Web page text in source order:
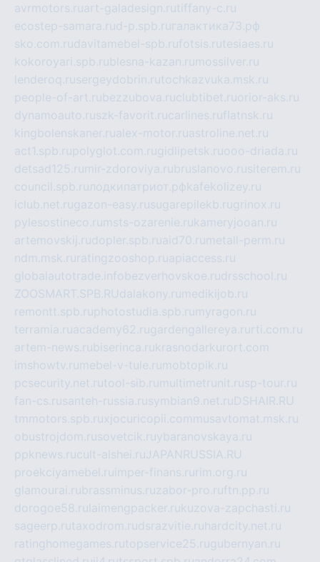
avrmotors.ruart-galadesign.rutiffany-c.ru
ecostep-samara.rud-p.spb.ru галактика73.рф
sko.com.rudavitamebel-spb.rufotsis.rutesiaes.ru
kokoroyari.spb.rublesna-kazan.ru mossilver.ru
lenderoq.rusergeydobrin.rutochkazvuka.msk.ru
people-of-art.rubezzubova.ruclubtibet.ruorior-aks.ru
dynamoauto.ruszk-favorit.rucarlines.ruflatnsk.ru
kingbolenskaner.rualex-motor.ruastroline.net.ru
act1.spb.rupolyglot.com.rugidlipetsk.ruooo-driada.ru
detsad125.ru mir-zdoroviya.rubruslanovo.rusiterem.ru
council.spb.ruлодкипатриот.рфkafekolizey.ru
iclub.net.rugazon-easy.rusugarepilekb.rugrinox.ru
pylesostineco.ru msts-ozarenie.rukameryjooan.ru
artemovskij.rudopler.spb.ruaid70.ru metall-perm.ru
ndm.msk.ru ratingzooshop.ruapiaccess.ru
globalautotrade.info bezverhovskoe.rudrsschool.ru
ZOOSMART.SPB.RUdalakony.ru medikijob.ru
remontt.spb.ruphotostudia.spb.ru myragon.ru
terramia.ruacademy62.rugardengallereya.ru rti.com.ru
artem-news.rubiserinca.rukrasnodarkurort.com
imshowtv.ru mebel-v-tule.ru mobtopik.ru
pcsecurity.net.rutool-sib.ru multimetrunit.rusp-tour.ru
fan-cs.rusanteh-russia.rusymbian9.net.ruDSHAIR.RU
tmmotors.spb.ruxjocuricopii.com musavtomat.msk.ru
obustrojdom.rusovetcik.ruybaranovskaya.ru
ppknews.rucult-alshei.ruJAPANRUSSIA.RU
proekciyamebel.ru imper-finans.ru rim.org.ru
glamourai.rubrassminus.ruzabor-pro.ruftn.pp.ru
dorogoe58.ru laimengpacker.rukuzova-zapchasti.ru
sageerp.rutaxodrom.rudsrazvitie.ru hardcity.net.ru
ratinghomegames.rutopservice25.rugubernyan.ru